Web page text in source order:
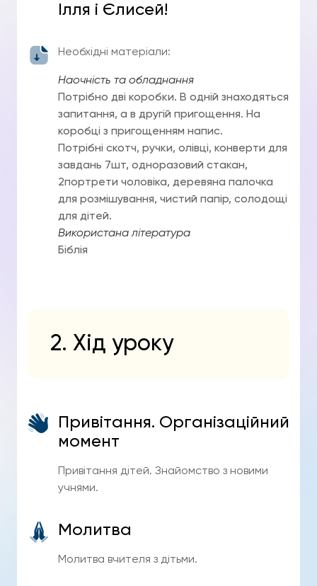
Ілля і Єлисей!
Необхідні матеріали:
Наочність та обладнання
Потрібно дві коробки. В одній знаходяться
запитання, а в другій пригощення. На
коробці з пригощенням напис.
Потрібні скотч, ручки, олівці, конверти для
завдань 7шт, одноразовий стакан,
2портрети чоловіка, деревяна палочка
для розмішування, чистий папір, солодощі
для дітей.
Використана література
Біблія
2. Хід уроку
Привітання. Організаційний
момент
Привітання дітей. Знайомство з новими
учнями.
Молитва
Молитва вчителя з дітьми.